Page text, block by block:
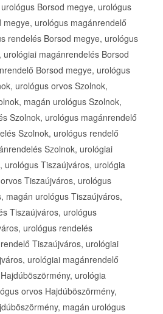
Borsod megye, urológus
urológus magánrendelő
rendelés Borsod megye, urológus
magánrendelés Borsod
Borsod megye, urológus
urológus orvos Szolnok,
magán urológus Szolnok,
Szolnok, urológus magánrendelő
Szolnok, urológus rendelő
Szolnok, urológiai
urológus Tiszaújváros, urológia
Tiszaújváros, urológus
magán urológus Tiszaújváros,
Tiszaújváros, urológus
urológus rendelés
Tiszaújváros, urológiai
urológiai magánrendelő
urológia
orvos Hajdúböszörmény,
magán urológus